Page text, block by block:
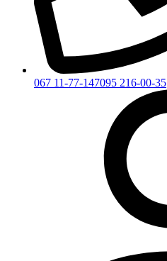
067 11-77-147095 216-00-35